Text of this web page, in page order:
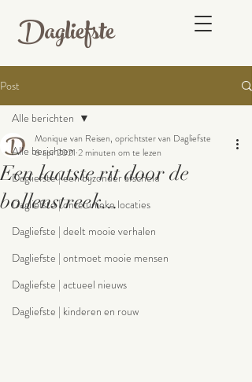
Dagliefste
Post
Alle berichten
Dagliefste | een bijzonder afscheid
Dagliefste | onze unieke locaties
Dagliefste | deelt mooie verhalen
Dagliefste | ontmoet mooie mensen
Dagliefste | actueel nieuws
Dagliefste | kinderen en rouw
Alle berichten
Een laatste rit door de
bollenstreek...
Monique van Reisen, oprichtster van Dagliefste
6 apr 2021 2 minuten om te lezen